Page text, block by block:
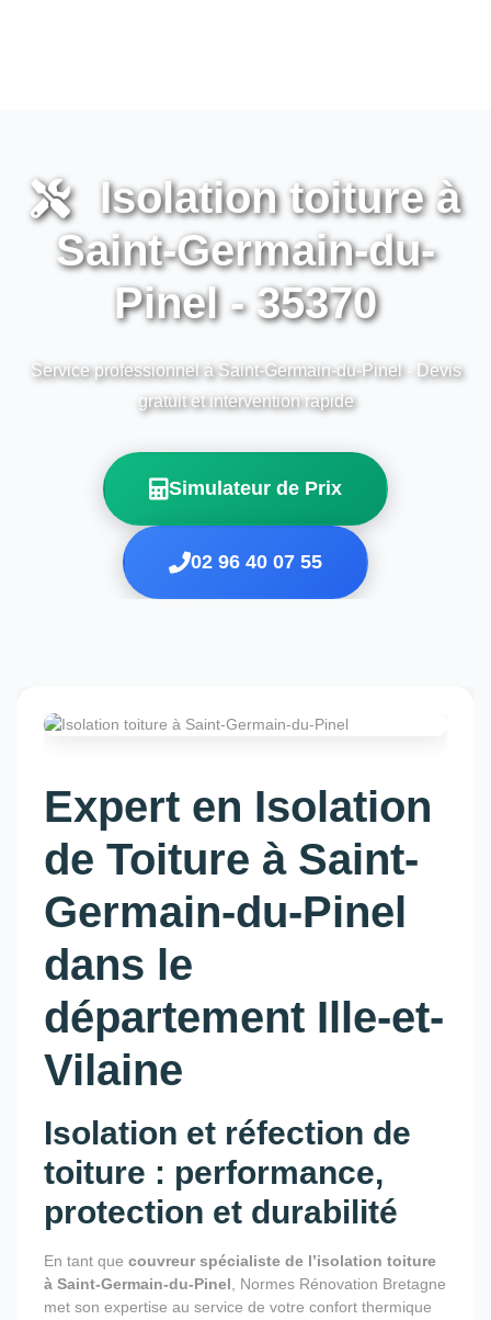
Isolation toiture à
Saint-Germain-du-
Pinel - 35370
Service professionnel à Saint-Germain-du-Pinel - Devis
gratuit et intervention rapide
Simulateur de Prix
02 96 40 07 55
Expert en Isolation
de Toiture à Saint-
Germain-du-Pinel
dans le
département Ille-et-
Vilaine
Isolation et réfection de
toiture : performance,
protection et durabilité
En tant que couvreur spécialiste de l’isolation toiture
à Saint-Germain-du-Pinel , Normes Rénovation Bretagne
met son expertise au service de votre confort thermique